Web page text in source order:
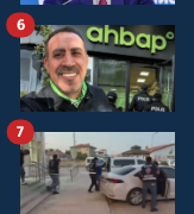
6
7